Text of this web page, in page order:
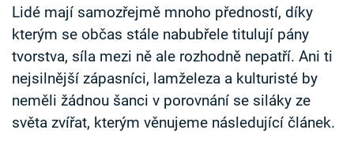
Sledujte nás
Lidé mají samozřejmě mnoho předností, díky
kterým se občas stále nabubřele titulují pány
tvorstva, síla mezi ně ale rozhodně nepatří. Ani ti
nejsilnější zápasníci, lamželeza a kulturisté by
neměli žádnou šanci v porovnání se siláky ze
světa zvířat, kterým věnujeme následující článek.